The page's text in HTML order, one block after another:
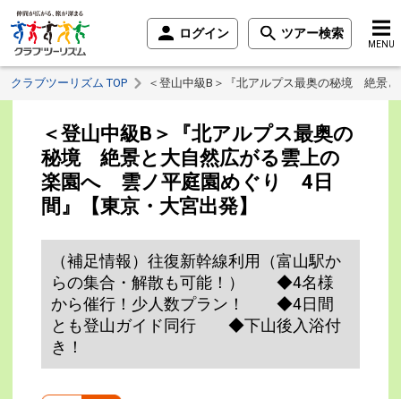
ログイン ツアー検索
MENU
クラブツーリズム TOP ＜登山中級B＞『北アルプス最奥の秘境 絶景
＜登山中級B＞『北アルプス最奥の
秘境 絶景と大自然広がる雲上の
楽園へ 雲ノ平庭園めぐり 4日
間』【東京・大宮出発】
（補足情報）往復新幹線利用（富山駅か
らの集合・解散も可能！） ◆4名様
から催行！少人数プラン！ ◆4日間
とも登山ガイド同行 ◆下山後入浴付
き！